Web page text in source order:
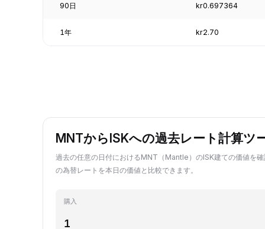
90日 kr0.697364
1年 kr2.70
MNTからISKへの過去レート計算ツ
過去の任意の日付におけるMNT（Mantle）のISK建ての価値を
の為替レートを本日の価値と比較できます。
購入